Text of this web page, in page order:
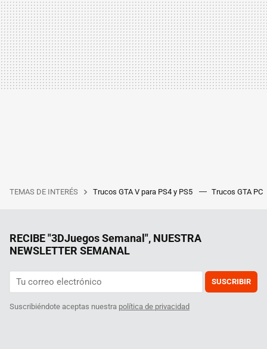
TEMAS DE INTERÉS Trucos GTA V para PS4 y PS5 Trucos GTA PC
RECIBE "3DJuegos Semanal", NUESTRA
NEWSLETTER SEMANAL
SUSCRIBIR
Suscribiéndote aceptas nuestra política de privacidad